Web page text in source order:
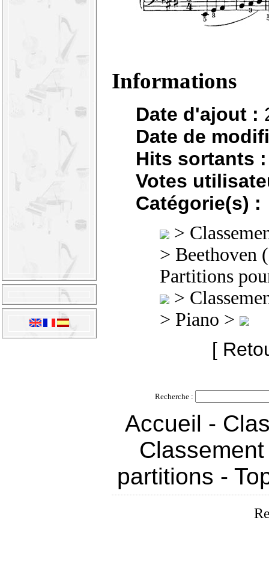
Informations
Date d'ajout :
Date de
Hits sortants :
Votes
Catégorie(s) :
>
> Beethoven
Partitions
>
> Piano >
[
Recherche :
Accueil -
partitions -